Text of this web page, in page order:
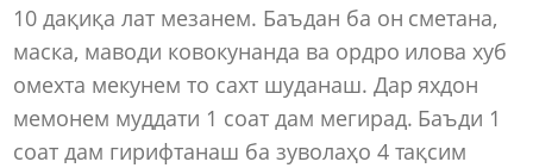
10 дақиқа лат мезанем. Баъдан ба он сметана,
маска, маводи ковокунанда ва ордро илова хуб
омехта мекунем то сахт шуданаш. Дар яхдон
мемонем муддати 1 соат дам мегирад. Баъди 1
соат дам гирифтанаш ба зуволаҳо 4 тақсим